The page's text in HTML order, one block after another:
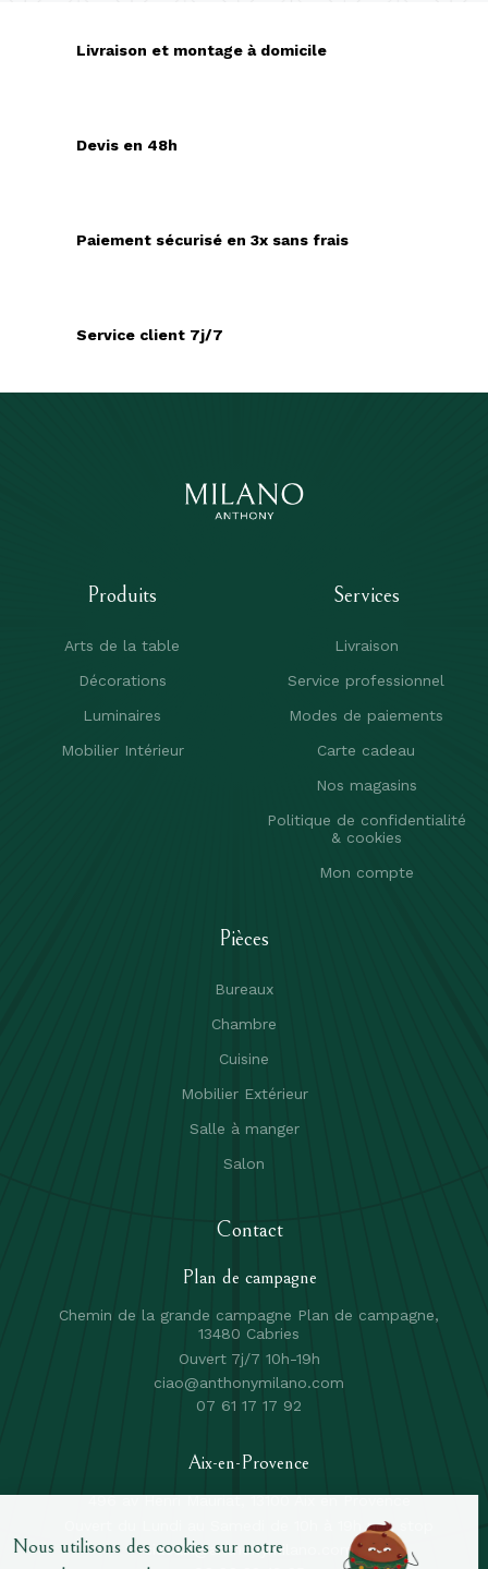
Livraison et montage à domicile
Devis en 48h
Paiement sécurisé en 3x sans frais
Service client 7j/7
Produits
Arts de la table
Décorations
Luminaires
Mobilier Intérieur
Services
Livraison
Service professionnel
Modes de paiements
Carte cadeau
Nos magasins
Politique de confidentialité
& cookies
Mon compte
Pièces
Bureaux
Chambre
Cuisine
Mobilier Extérieur
Salle à manger
Salon
Contact
Plan de campagne
Chemin de la grande campagne Plan de campagne,
13480 Cabries
Ouvert 7j/7 10h-19h
ciao@anthonymilano.com
07 61 17 17 92
Aix-en-Provence
496 av Henri Mauriat, 13100 Aix en Provence
Ouvert du Lundi au Samedi de 10h à 19h non stop
ciaoaix@anthonymilano.com